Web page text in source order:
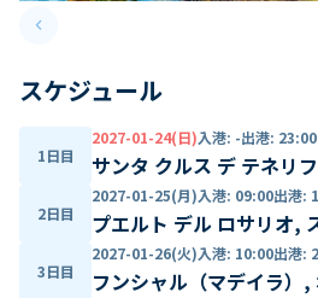
keyboard_arrow_leftPrevious slide
スケジュール
1日目
2027-01-24(日)入港: -出港: 23:00
サンタ クルス デ テネリ
2日目
2027-01-25(月)入港: 09:00出港:
プエルト デル ロサリオ,
3日目
2027-01-26(火)入港: 10:00出港:
フンシャル（マデイラ）,